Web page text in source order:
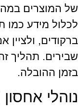
של המוצרים
לכלול מידע כמו
ברקודים, ולציין
שבירים. תהליך
בזמן ההובלה.
נוהלי